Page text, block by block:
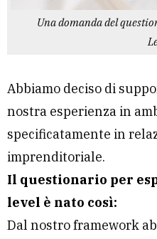
Una domanda del
Abbiamo deciso di
nostra esperienza in
specificatamente in
imprenditoriale.
Il questionario per
level è nato così:
Dal nostro framework